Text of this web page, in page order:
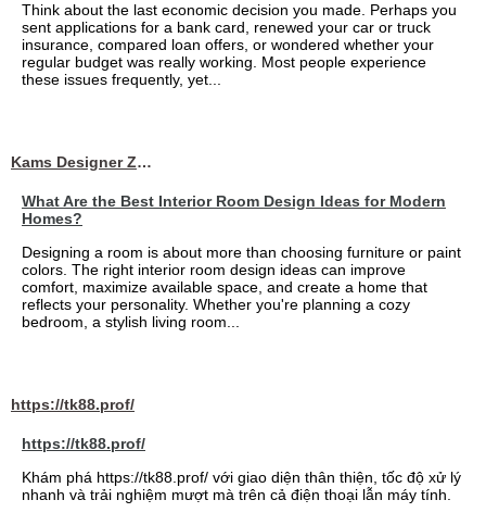
Think about the last economic decision you made. Perhaps you
sent applications for a bank card, renewed your car or truck
insurance, compared loan offers, or wondered whether your
regular budget was really working. Most people experience
these issues frequently, yet...
Kams Designer Zone
What Are the Best Interior Room Design Ideas for Modern
Homes?
Designing a room is about more than choosing furniture or paint
colors. The right interior room design ideas can improve
comfort, maximize available space, and create a home that
reflects your personality. Whether you're planning a cozy
bedroom, a stylish living room...
https://tk88.prof/
https://tk88.prof/
Khám phá https://tk88.prof/ với giao diện thân thiện, tốc độ xử lý
nhanh và trải nghiệm mượt mà trên cả điện thoại lẫn máy tính.